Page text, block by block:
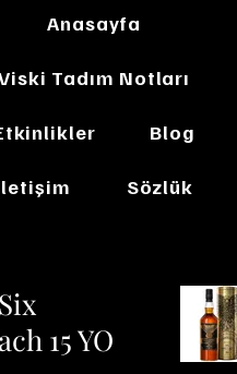
Anasayfa
Tadım Notları
Blog
Sözlük
15 YO